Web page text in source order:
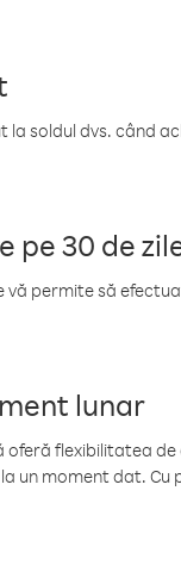
la soldul dvs. când
pe 30 de
vă permite să
lunar
oferă flexibilitatea
un moment dat.